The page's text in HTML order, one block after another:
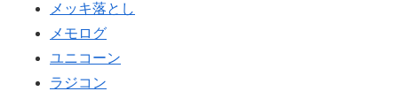
メッキ落とし
メモログ
ユニコーン
ラジコン